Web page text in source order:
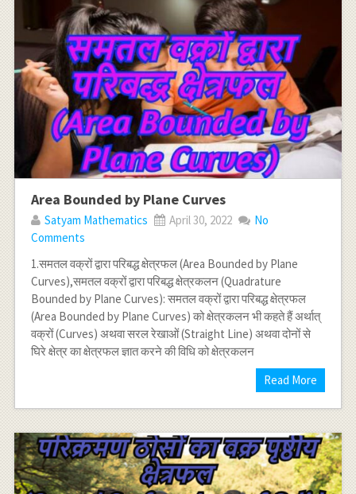
Area Bounded by Plane Curves
Satyam Mathematics April 30, 2022
No
Comments
1.समतल वक्रों द्वारा परिबद्ध क्षेत्रफल (Area Bounded by Plane
Curves),समतल वक्रों द्वारा परिबद्ध क्षेत्रकलन (Quadrature
Bounded by Plane Curves): समतल वक्रों द्वारा परिबद्ध क्षेत्रफल
(Area Bounded by Plane Curves) को क्षेत्रकलन भी कहते हैं अर्थात्
वक्रों (Curves) अथवा सरल रेखाओं (Straight Line) अथवा दोनों से
घिरे क्षेत्र का क्षेत्रफल ज्ञात करने की विधि को क्षेत्रकलन
Read More